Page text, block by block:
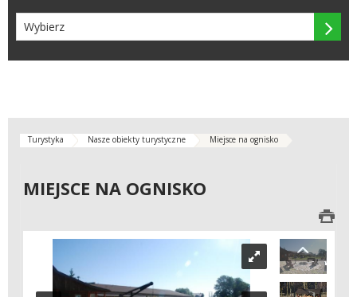

Turystyka Nasze obiekty turystyczne Miejsce na ognisko
MIEJSCE NA OGNISKO